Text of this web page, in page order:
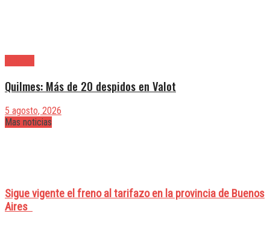
Quilmes: Más de 20 despidos en Valot
5 agosto, 2026
Mas noticias
Sigue vigente el freno al tarifazo en la provincia de Buenos
Aires